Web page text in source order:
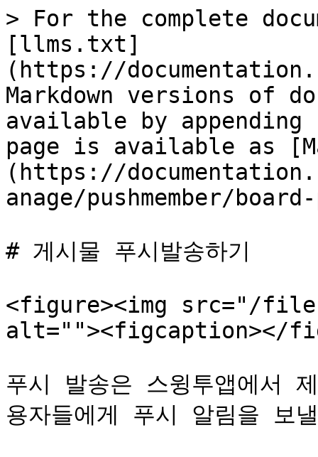
> For the complete
[llms.txt]
(https://
Markdown versions of
available by
page is available as
(https://
anage/pushmember/
# 게시물 푸시발송하기
<figure><img src="/
alt=""><figcaption></
푸시 발송은 스윙투앱에서
용자들에게 푸시 알림을 보